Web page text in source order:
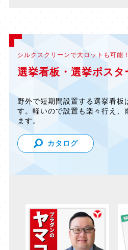
シルクスクリーンで大ロットも可能！
選挙看板・選挙ポスタ
野外で短期間設置する選挙看板
す。軽いので設置も楽々行え、
ます。
カタログ